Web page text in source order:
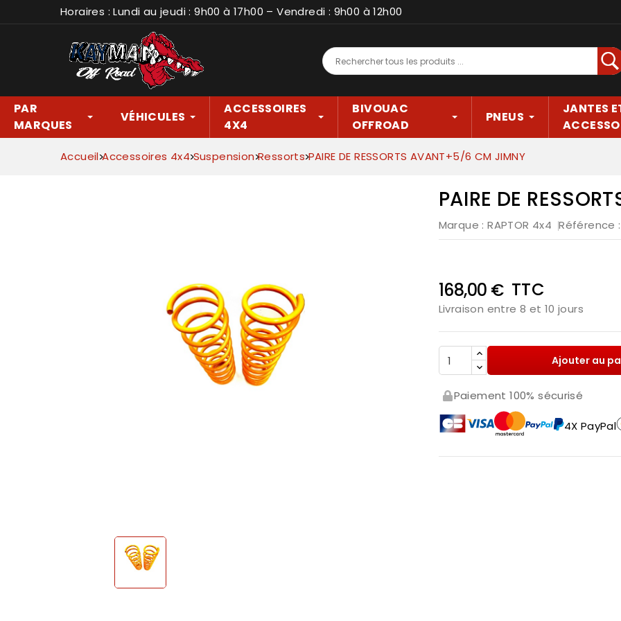
Horaires : Lundi au jeudi : 9h00 à 17h00 – Vendredi : 9h00 à 12h00
PAR
MARQUES
VÉHICULES
ACCESSOIRES
4X4
BIVOUAC
OFFROAD
PNEUS
JANTES
Accueil Accessoires 4x4 Suspension Ressorts PAIRE DE RESSORTS AVANT+5/6 CM JIMNY
PAIRE DE
Marque : RAPTOR 4x4 Référence
168,00 € TTC
Livraison entre 8 et 10 jours
Ajouter au
Paiement 100% sécurisé
4X PayPal